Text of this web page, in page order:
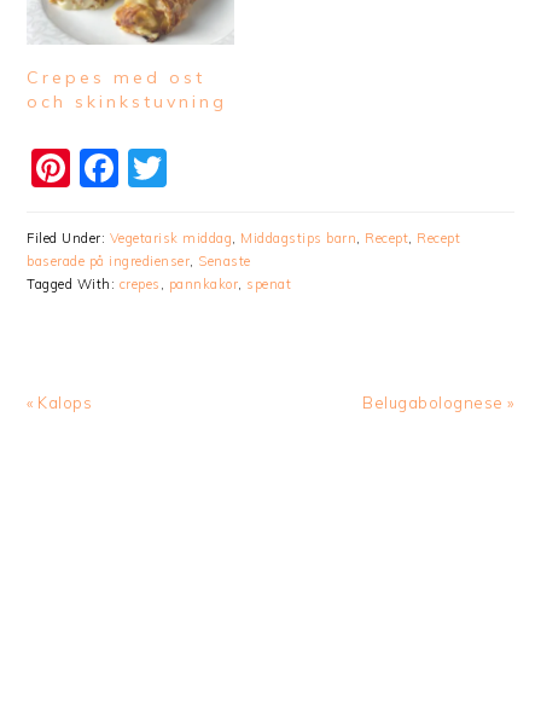
Crepes med ost
och skinkstuvning
Pinterest
Facebook
Filed Under: Vegetarisk middag Middagstips barn Recept Recept
baserade på ingredienser Senaste
Tagged With: crepes pannkakor spenat
Previous
« Kalops
Next
Belugabolognese »